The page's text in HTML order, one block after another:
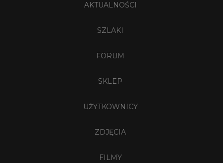
AKTUALNOŚCI
SZLAKI
FORUM
SKLEP
UŻYTKOWNICY
ZDJĘCIA
FILMY